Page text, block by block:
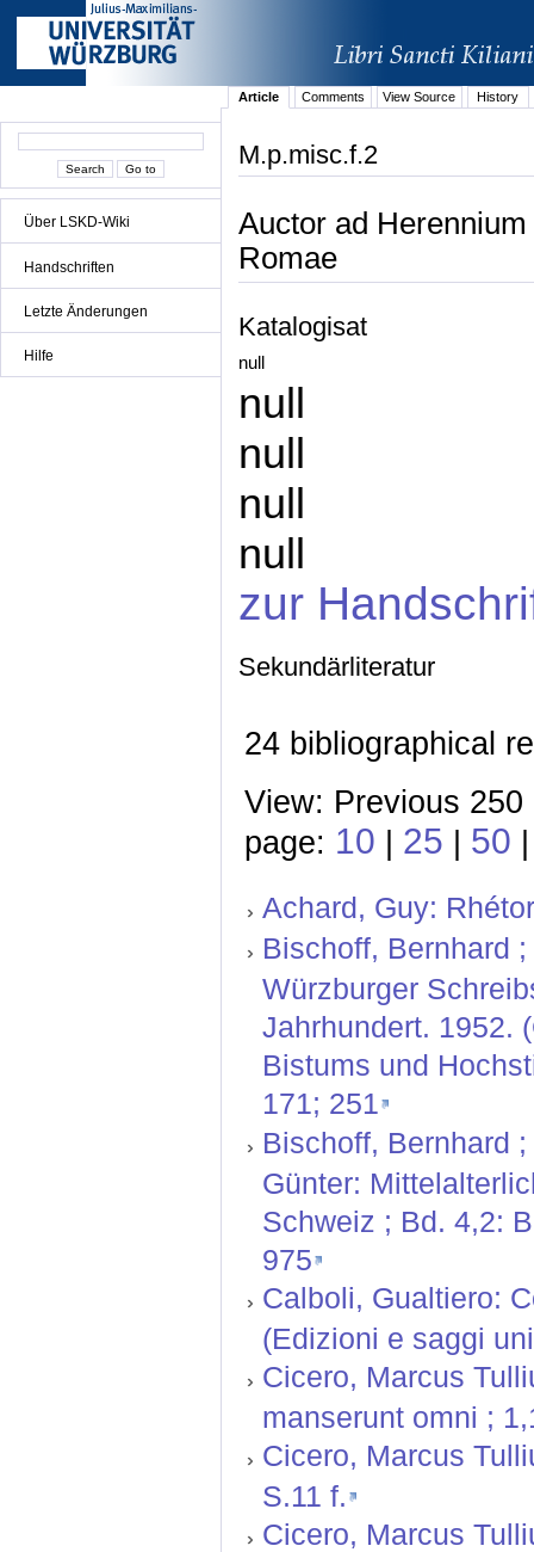
Über LSKD-Wiki
Handschriften
Letzte Änderungen
Hilfe
Article Comments View Source History
M.p.misc.f.2
Auctor ad
Romae
Katalogisat
null
null
null
null
null
zur
Sekundärliteratur
24 bibliographical
View: Previous
page: 10 | 25 | 50
Achard, Guy:
Bischoff, Bernhard
Würzburger
Jahrhundert. 1952.
Bistums und
171; 251
Bischoff, Bernhard
Günter:
Schweiz ; Bd. 4,2:
975
Calboli, Gualtiero:
(Edizioni e saggi
Cicero, Marcus
manserunt omni ;
Cicero, Marcus
S.11 f.
Cicero, Marcus